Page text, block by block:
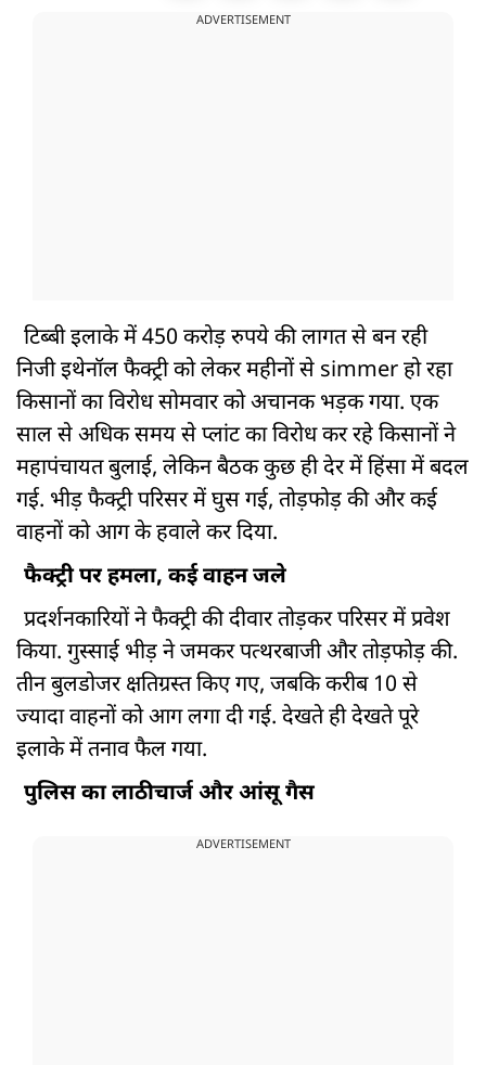
ADVERTISEMENT
टिब्बी इलाके में 450 करोड़ रुपये की लागत से बन रही
निजी इथेनॉल फैक्ट्री को लेकर महीनों से simmer हो रहा
किसानों का विरोध सोमवार को अचानक भड़क गया. एक
साल से अधिक समय से प्लांट का विरोध कर रहे किसानों ने
महापंचायत बुलाई, लेकिन बैठक कुछ ही देर में हिंसा में बदल
गई. भीड़ फैक्ट्री परिसर में घुस गई, तोड़फोड़ की और कई
वाहनों को आग के हवाले कर दिया.
फैक्ट्री पर हमला, कई वाहन जले
प्रदर्शनकारियों ने फैक्ट्री की दीवार तोड़कर परिसर में प्रवेश
किया. गुस्साई भीड़ ने जमकर पत्थरबाजी और तोड़फोड़ की.
तीन बुलडोजर क्षतिग्रस्त किए गए, जबकि करीब 10 से
ज्यादा वाहनों को आग लगा दी गई. देखते ही देखते पूरे
इलाके में तनाव फैल गया.
पुलिस का लाठीचार्ज और आंसू गैस
ADVERTISEMENT